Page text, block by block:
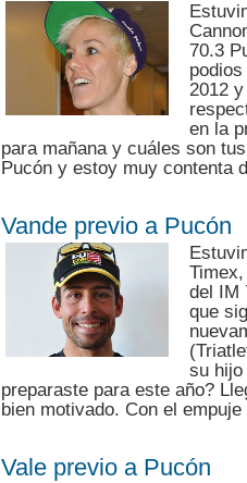
70.3
2012
en la
para mañana y cuáles son
Pucón y estoy muy contenta
Vande previo a Pucón
del IM
que
su hijo
preparaste para este año?
bien motivado. Con el
Vale previo a Pucón